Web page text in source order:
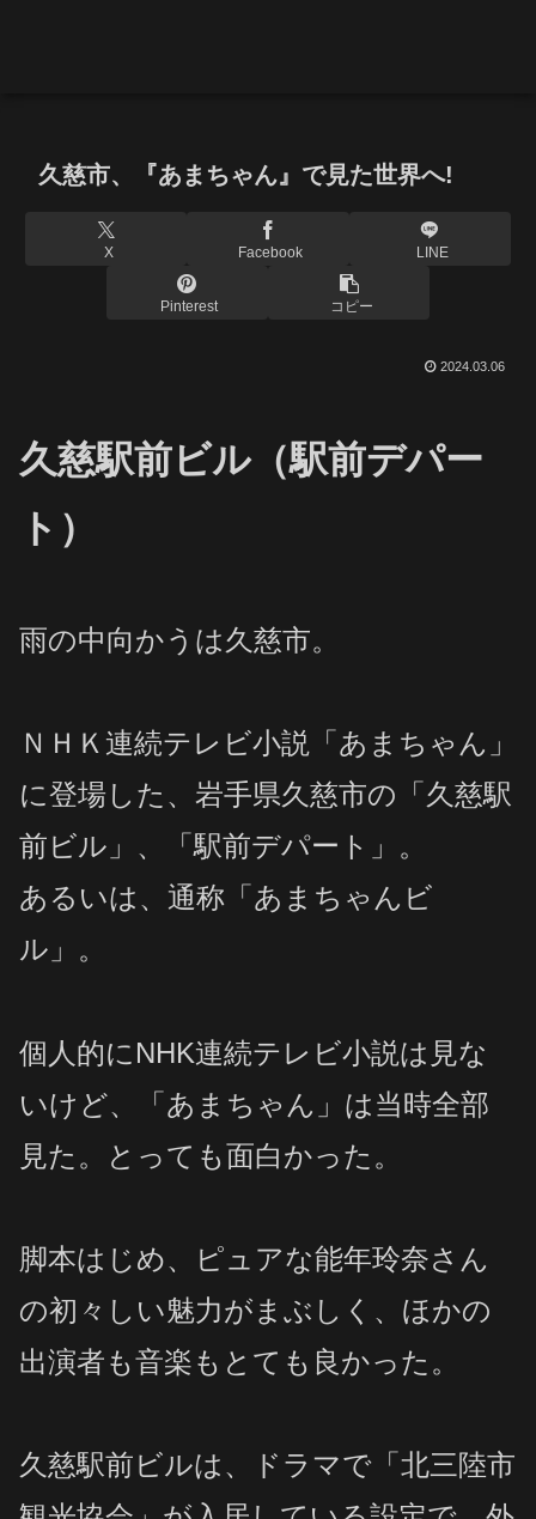
久慈市、『あまちゃん』で見た世界へ!
X Facebook LINE
Pinterest コピー
2024.03.06
久慈駅前ビル（駅前デパー
ト）
雨の中向かうは久慈市。
ＮＨＫ連続テレビ小説「あまちゃん」
に登場した、岩手県久慈市の「久慈駅
前ビル」、「駅前デパート」。
あるいは、 通称 「あまちゃんビ
ル」。
個人的にNHK連続テレビ小説は見な
いけど、
「あまちゃん」は当時全部
見た。
とっても面白かった。
脚本はじめ、ピュアな能年玲奈さん
の初々しい魅力がまぶしく、ほかの
出演者も音楽もとても良かった。
久慈駅前ビルは、
ドラマで「北三陸市